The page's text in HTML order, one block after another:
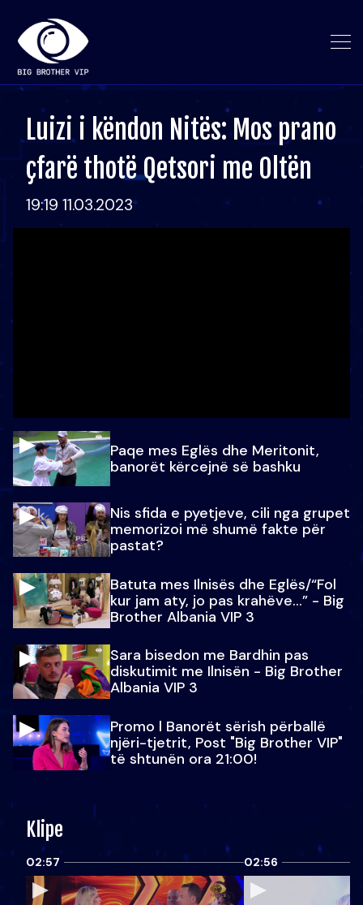
Luizi i këndon Nitës: Mos prano
çfarë thotë Qetsori me Oltën
19:19 11.03.2023
Paqe mes Eglës dhe Meritonit,
banorët kërcejnë së bashku
Nis sfida e pyetjeve, cili nga grupet
memorizoi më shumë fakte për
pastat?
Batuta mes Ilnisës dhe Eglës/“Fol
kur jam aty, jo pas krahëve…” - Big
Brother Albania VIP 3
Sara bisedon me Bardhin pas
diskutimit me Ilnisën - Big Brother
Albania VIP 3
Promo l Banorët sërish përballë
njëri-tjetrit, Post "Big Brother VIP"
të shtunën ora 21:00!
Klipe
02:57 02:56